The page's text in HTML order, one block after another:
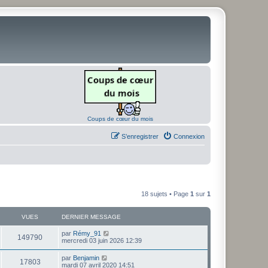
Coups de cœur du mois
Connexion
S’enregistrer
18 sujets • Page 1 sur 1
VUES DERNIER MESSAGE
149790V
u
D
e
i
par Rémy_91
mercredi 03 juin 2026 12:39
17803V
D
e
par Benjamin
mardi 07 avril 2020 14:51